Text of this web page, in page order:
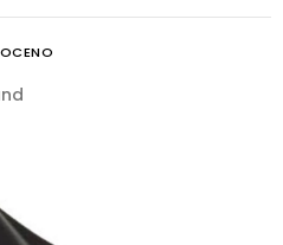
je 0,0 z 5 hvězdiček.